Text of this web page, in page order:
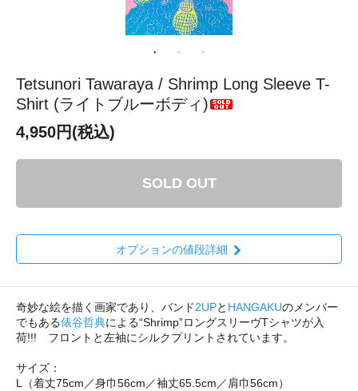
Tetsunori Tawaraya / Shrimp Long Sleeve T-
Shirt (ライトブルーボディ)
4,950円(税込)
SOLD OUT
オプションの値段詳細
奇妙な絵を描く画家であり、バンド2UPと HANGAKUのメンバー
でもある俵谷哲典による“Shrimp”ロングスリーヴTシャツが入
荷!!! フロントと左袖にシルクプリントされています。
サイズ：
L（着丈75cm／身巾56cm／袖丈65.5cm／肩巾56cm）